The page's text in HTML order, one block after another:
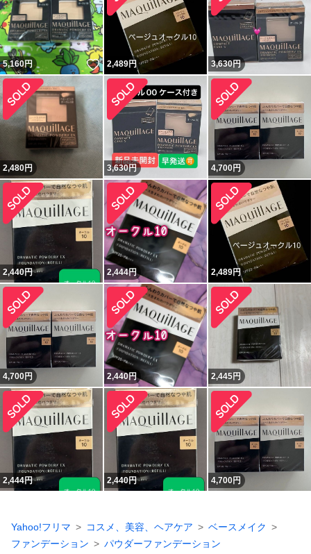
5,160円 いいね！
2,489円 3,630円
2,480円 3,630円 4,700円
2,440円 2,444円 2,489円
4,700円 2,440円 2,445円
2,444円 2,440円 4,700円
Yahoo!フリマ コスメ、美容、ヘアケア
ベースメイク
ファンデーション
パウダーファンデーション